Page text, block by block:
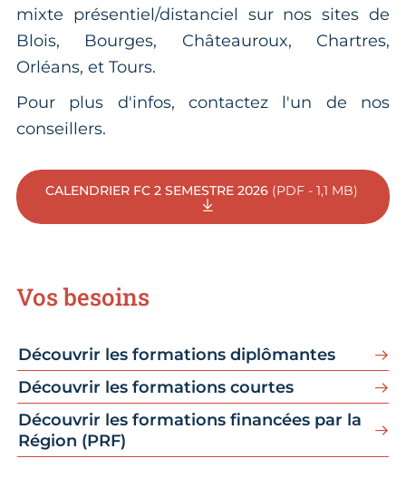
mixte présentiel/distanciel sur nos sites de
Blois, Bourges, Châteauroux, Chartres,
Orléans, et Tours.
Pour plus d'infos, contactez l'un de nos
conseillers.
CALENDRIER FC 2 SEMESTRE 2026(PDF - 1,1 MB)
Vos besoins
Découvrir les formations diplômantes
Découvrir les formations courtes
Découvrir les formations financées par la
Région (PRF)